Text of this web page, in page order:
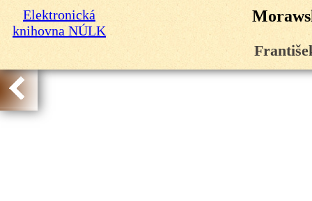
Elektronická
knihovna NÚLK